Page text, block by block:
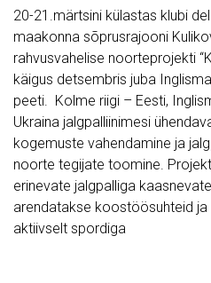
20-21.märtsini külastas klubi
maakonna sõprusrajooni
rahvusvahelise noorteprojekti
käigus detsembris juba
peeti. Kolme riigi – Eesti,
Ukraina jalgpalliinimesi
kogemuste vahendamine ja
noorte tegijate toomine.
erinevate jalgpalliga
arendatakse koostöösuhteid
aktiivselt spordiga